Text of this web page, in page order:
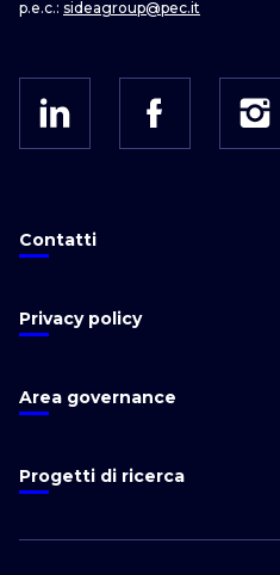
p.e.c.: sideagroup@pec.it
Contatti
Privacy policy
Area governance
Progetti di ricerca